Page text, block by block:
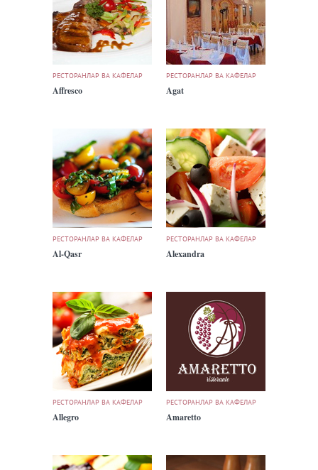
РЕСТОРАНЛАР ВА КАФЕЛАР
Affresco
РЕСТОРАНЛАР ВА КАФЕЛАР
Agat
РЕСТОРАНЛАР ВА КАФЕЛАР
Al-Qasr
РЕСТОРАНЛАР ВА КАФЕЛАР
Alexandra
РЕСТОРАНЛАР ВА КАФЕЛАР
Allegro
РЕСТОРАНЛАР ВА КАФЕЛАР
Amaretto